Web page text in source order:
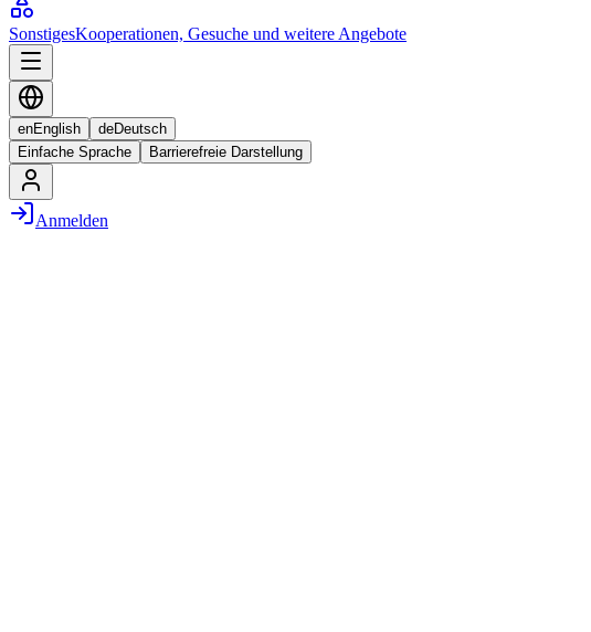
SonstigesKooperationen, Gesuche und weitere Angebote
enEnglish deDeutsch
Einfache Sprache
Barrierefreie Darstellung
Anmelden